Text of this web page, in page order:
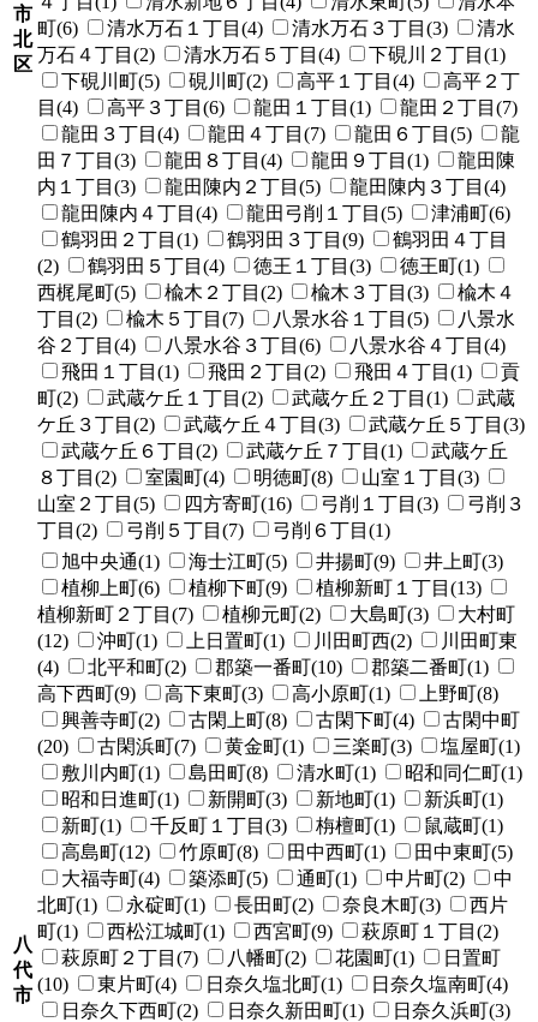
市
北
区
町(6)
清水万石１丁目(4) 清水万石３丁目(3)
清水
万石４丁目(2)
清水万石５丁目(4)
下硯川２丁目(1)
下硯川町(5)
硯川町(2) 高平１丁目(4)
高平２丁
目(4)
高平３丁目(6) 龍田１丁目(1)
龍田２丁目(7)
龍田３丁目(4)
龍田４丁目(7) 龍田６丁目(5)
龍
田７丁目(3)
龍田８丁目(4) 龍田９丁目(1)
龍田陳
内１丁目(3)
龍田陳内２丁目(5)
龍田陳内３丁目(4)
龍田陳内４丁目(4)
龍田弓削１丁目(5)
津浦町(6)
鶴羽田２丁目(1)
鶴羽田３丁目(9)
鶴羽田４丁目
(2)
鶴羽田５丁目(4) 徳王１丁目(3)
徳王町(1)
西梶尾町(5)
楡木２丁目(2) 楡木３丁目(3)
楡木４
丁目(2)
楡木５丁目(7) 八景水谷１丁目(5)
八景水
谷２丁目(4)
八景水谷３丁目(6)
八景水谷４丁目(4)
飛田１丁目(1)
飛田２丁目(2) 飛田４丁目(1)
貢
町(2)
武蔵ケ丘１丁目(2) 武蔵ケ丘２丁目(1)
武蔵
ケ丘３丁目(2)
武蔵ケ丘４丁目(3)
武蔵ケ丘５丁目(3)
武蔵ケ丘６丁目(2)
武蔵ケ丘７丁目(1)
武蔵ケ丘
８丁目(2)
室園町(4) 明徳町(8)
山室１丁目(3)
山室２丁目(5)
四方寄町(16) 弓削１丁目(3)
弓削３
丁目(2)
弓削５丁目(7) 弓削６丁目(1)
八
代
市
旭中央通(1) 海士江町(5) 井揚町(9)
井上町(3)
植柳上町(6)
植柳下町(9)
植柳新町１丁目(13)
植柳新町２丁目(7)
植柳元町(2) 大島町(3)
大村町
(12)
沖町(1) 上日置町(1) 川田町西(2)
川田町東
(4)
北平和町(2) 郡築一番町(10)
郡築二番町(1)
高下西町(9)
高下東町(3) 高小原町(1)
上野町(8)
興善寺町(2)
古閑上町(8) 古閑下町(4)
古閑中町
(20)
古閑浜町(7) 黄金町(1) 三楽町(3)
塩屋町(1)
敷川内町(1)
島田町(8) 清水町(1)
昭和同仁町(1)
昭和日進町(1)
新開町(3) 新地町(1)
新浜町(1)
新町(1)
千反町１丁目(3) 栴檀町(1)
鼠蔵町(1)
高島町(12)
竹原町(8) 田中西町(1)
田中東町(5)
大福寺町(4)
築添町(5) 通町(1) 中片町(2)
中
北町(1)
永碇町(1) 長田町(2) 奈良木町(3)
西片
町(1)
西松江城町(1) 西宮町(9)
萩原町１丁目(2)
萩原町２丁目(7)
八幡町(2) 花園町(1)
日置町
(10)
東片町(4) 日奈久塩北町(1)
日奈久塩南町(4)
日奈久下西町(2)
日奈久新田町(1)
日奈久浜町(3)